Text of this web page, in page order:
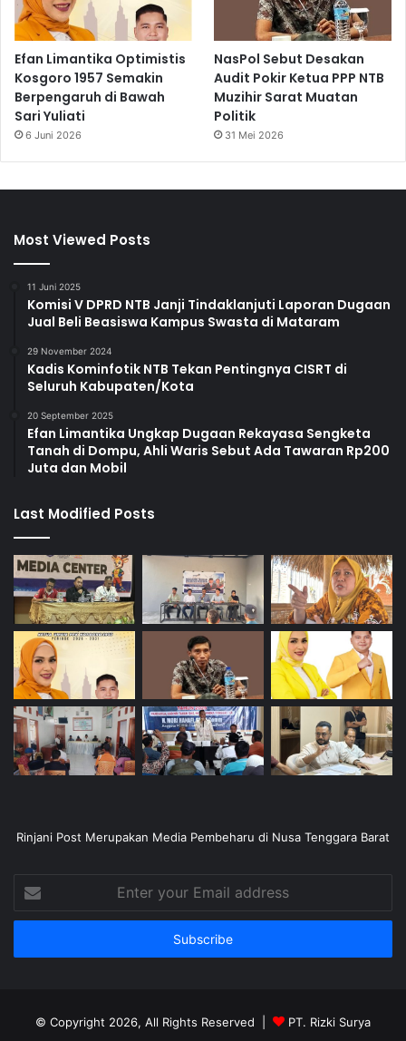
Efan Limantika Optimistis
Kosgoro 1957 Semakin
Berpengaruh di Bawah
Sari Yuliati
6 Juni 2026
NasPol Sebut Desakan
Audit Pokir Ketua PPP NTB
Muzihir Sarat Muatan
Politik
31 Mei 2026
Most Viewed Posts
11 Juni 2025
Komisi V DPRD NTB Janji Tindaklanjuti Laporan Dugaan
Jual Beli Beasiswa Kampus Swasta di Mataram
29 November 2024
Kadis Kominfotik NTB Tekan Pentingnya CISRT di
Seluruh Kabupaten/Kota
20 September 2025
Efan Limantika Ungkap Dugaan Rekayasa Sengketa
Tanah di Dompu, Ahli Waris Sebut Ada Tawaran Rp200
Juta dan Mobil
Last Modified Posts
Rinjani Post Merupakan Media Pembeharu di Nusa Tenggara Barat
your
Email
© Copyright 2026, All Rights Reserved | PT. Rizki Surya